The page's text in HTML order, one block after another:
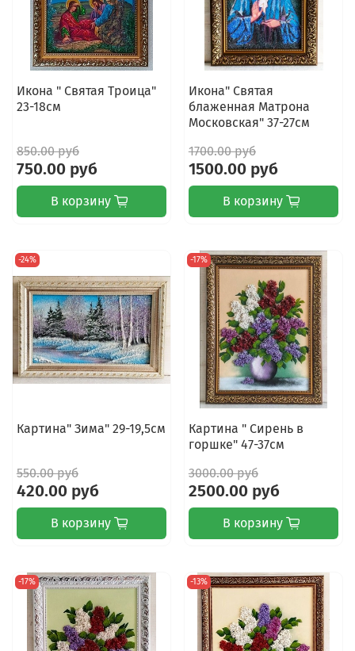
Икона " Святая Троица"
23-18см
850.00 руб
750.00 руб
В корзину
Икона" Святая
блаженная Матрона
Московская" 37-27см
1700.00 руб
1500.00 руб
В корзину
-24%
Картина" Зима" 29-19,5см
550.00 руб
420.00 руб
В корзину
-17%
Картина " Сирень в
горшке" 47-37см
3000.00 руб
2500.00 руб
В корзину
-17% -13%